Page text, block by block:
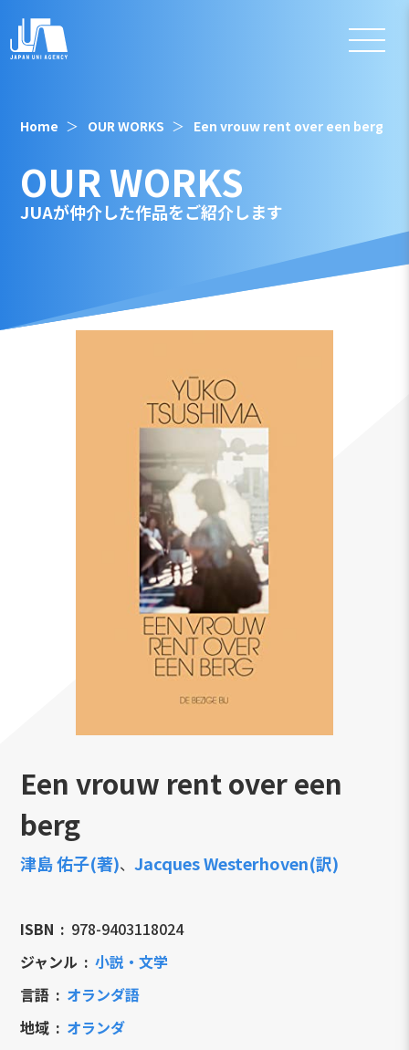
Home OUR WORKS Een vrouw rent over een berg
OUR WORKS
JUAが仲介した作品をご紹介します
Een vrouw rent over een
berg
津島 佑子(著)、Jacques Westerhoven(訳)
ISBN
978-9403118024
ジャンル
小説・文学
言語
オランダ語
地域
オランダ